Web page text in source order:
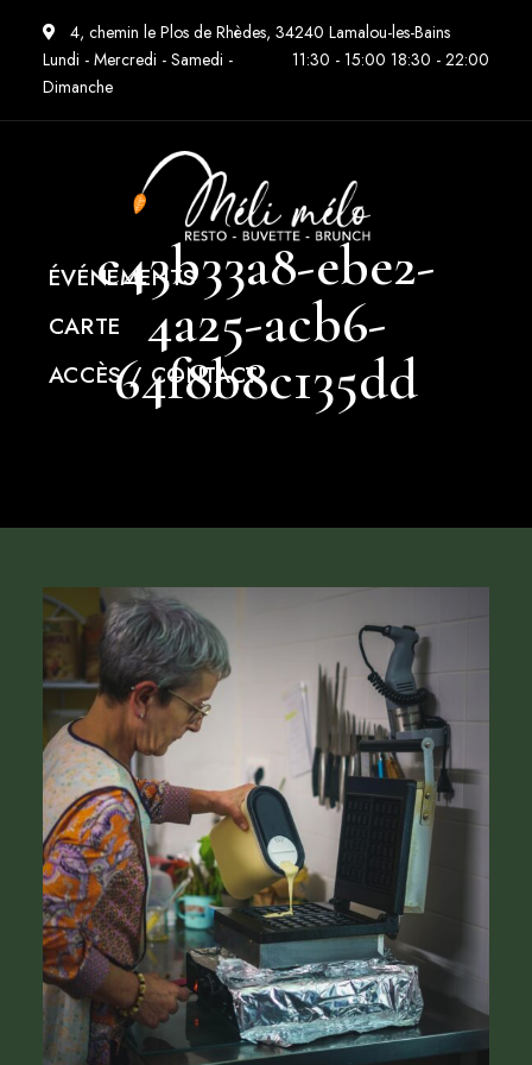
4, chemin le Plos de Rhèdes, 34240 Lamalou-les-Bains
Lundi - Mercredi - Samedi -
Dimanche
11:30 - 15:00 18:30 - 22:00
ÉVÉNEMENTS
CARTE
ACCÈS / CONTACT
c43b33a8-ebe2-
4a25-acb6-
64f8b8c135dd